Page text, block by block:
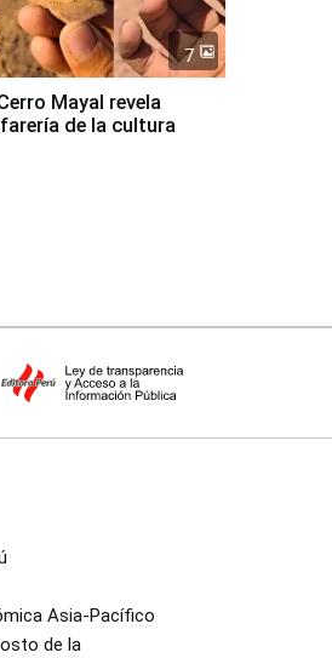
7
Mayal revela
de la cultura
Asia-Pacífico
de la